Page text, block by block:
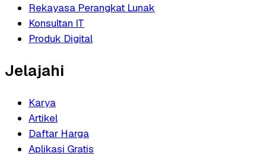
Rekayasa Perangkat Lunak
Konsultan IT
Produk Digital
Jelajahi
Karya
Artikel
Daftar Harga
Aplikasi Gratis